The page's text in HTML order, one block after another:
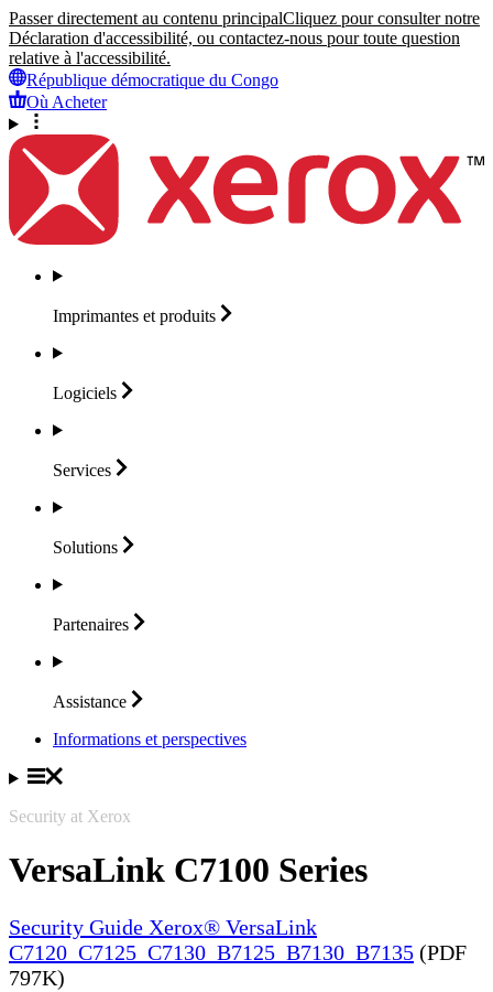
Passer directement au contenu principalCliquez pour consulter notre
Déclaration d'accessibilité, ou contactez-nous pour toute question
relative à l'accessibilité.
République démocratique du Congo
Où Acheter
Imprimantes et produits
Logiciels
Services
Solutions
Partenaires
Assistance
Informations et perspectives
Security at Xerox
VersaLink C7100 Series
Security Guide Xerox® VersaLink
C7120_C7125_C7130_B7125_B7130_B7135 (PDF
797K)